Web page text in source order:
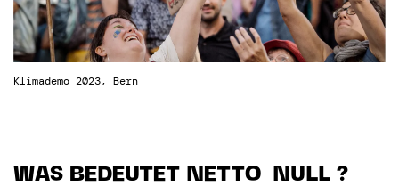
Klimademo 2023, Bern
WAS BEDEUTET NETTO-NULL ?